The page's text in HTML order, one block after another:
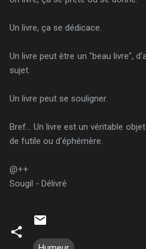
Un livre, ça se dédicace.
Un livre peut être un "beau livre",
sujet.
Un livre peut se souligner.
Bref... Un livre est un véritable
de futile ou d'éphémère.
@++
Sougil - Délivré